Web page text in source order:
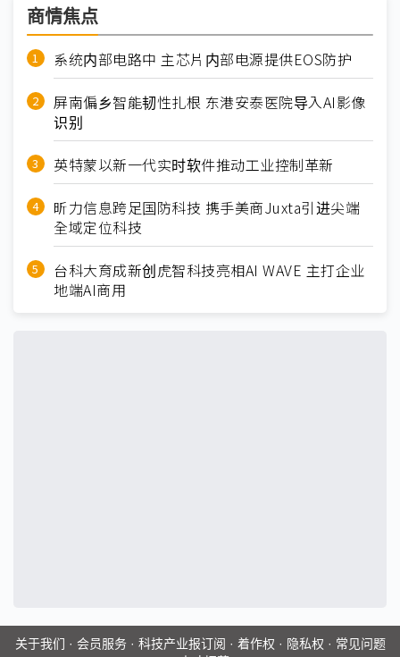
商情焦点
系统内部电路中 主芯片内部电源提供EOS防护
屏南偏乡智能韧性扎根 东港安泰医院导入AI影像
识别
英特蒙以新一代实时软件推动工业控制革新
昕力信息跨足国防科技 携手美商Juxta引进尖端
全域定位科技
台科大育成新创虎智科技亮相AI WAVE 主打企业
地端AI商用
关于我们 · 会员服务· 科技产业报订阅 · 着作权 · 隐私权 · 常见问题